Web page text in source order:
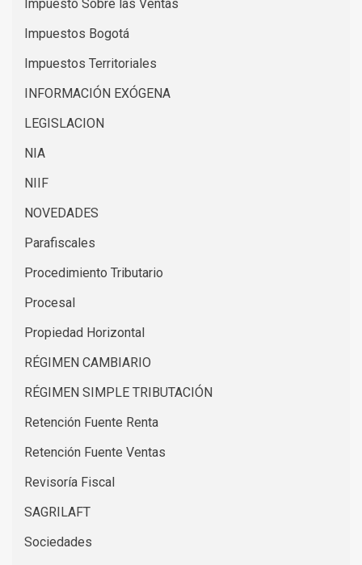
Impuesto Sobre las Ventas
Impuestos Bogotá
Impuestos Territoriales
INFORMACIÓN EXÓGENA
LEGISLACION
NIA
NIIF
NOVEDADES
Parafiscales
Procedimiento Tributario
Procesal
Propiedad Horizontal
RÉGIMEN CAMBIARIO
RÉGIMEN SIMPLE TRIBUTACIÓN
Retención Fuente Renta
Retención Fuente Ventas
Revisoría Fiscal
SAGRILAFT
Sociedades